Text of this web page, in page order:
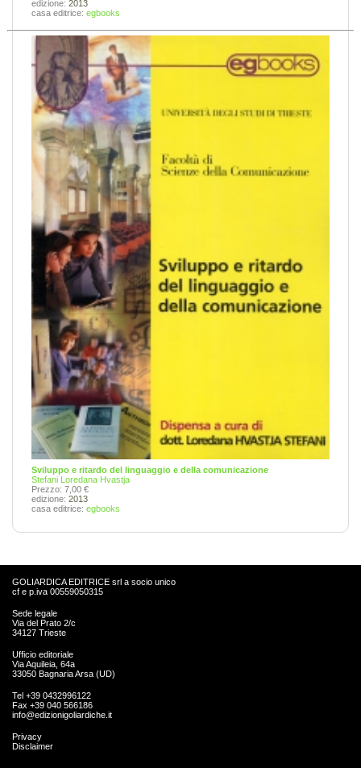
edizione: 2013
casa editrice: egbooks
Sviluppo e ritardo del linguaggio e della comunicazione
Stefani Loredana Hvastja
Prezzo: 7,00 €
edizione: 2013
casa editrice: egbooks
GOLIARDICA EDITRICE srl a socio unico
cf e p.iva 00559050315
Sede legale
Via del Prato 2/c
34127 Trieste
Ufficio editoriale
Via Aquileia, 64a
33050 Bagnaria Arsa (UD)
Tel +39 0432996122
Fax +39 040 566186
info@edizionigoliardiche.it
Privacy
Disclaimer